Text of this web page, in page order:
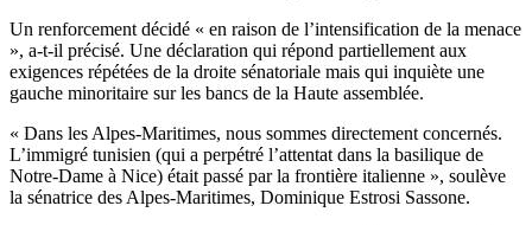
Un renforcement décidé « en raison de l’intensification de la menace
», a-t-il précisé. Une déclaration qui répond partiellement aux
exigences répétées de la droite sénatoriale mais qui inquiète une
gauche minoritaire sur les bancs de la Haute assemblée.
« Dans les Alpes-Maritimes, nous sommes directement concernés.
L’immigré tunisien (qui a perpétré l’attentat dans la basilique de
Notre-Dame à Nice) était passé par la frontière italienne », soulève
la sénatrice des Alpes-Maritimes, Dominique Estrosi Sassone.